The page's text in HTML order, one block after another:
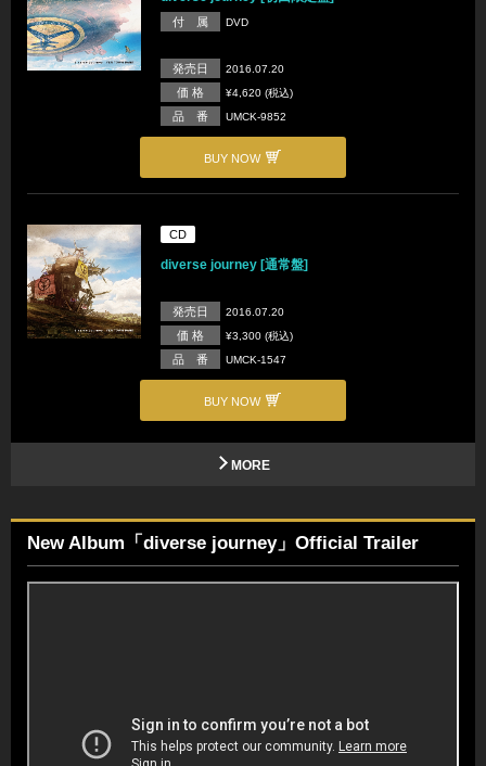
付 属 DVD
発売日 2016.07.20
価 格 ¥4,620 (税込)
品 番 UMCK-9852
BUY NOW
CD
diverse journey [通常盤]
発売日 2016.07.20
価 格 ¥3,300 (税込)
品 番 UMCK-1547
BUY NOW
MORE
New Album「diverse journey」Official Trailer